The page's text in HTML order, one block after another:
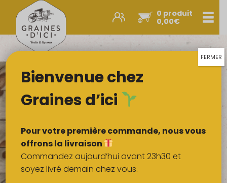
0 produit
0,00€
Promos et nouveautés
Légumes & œufs
Fruits
Viandes
Boulangerie
Crémerie
Poissons
Bienvenue chez
Graines d’ici
Pour votre première commande, nous vous
offrons la livraison
Commandez aujourd’hui avant 23h30 et
soyez livré demain chez vous.
FERMER